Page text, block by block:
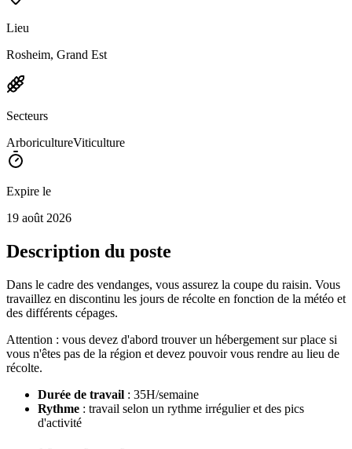
Lieu
Rosheim, Grand Est
Secteurs
ArboricultureViticulture
Expire le
19 août 2026
Description du poste
Dans le cadre des vendanges, vous assurez la coupe du raisin. Vous
travaillez en discontinu les jours de récolte en fonction de la météo et
des différents cépages.
Attention : vous devez d'abord trouver un hébergement sur place si
vous n'êtes pas de la région et devez pouvoir vous rendre au lieu de
récolte.
Durée de travail : 35H/semaine
Rythme : travail selon un rythme irrégulier et des pics
d'activité